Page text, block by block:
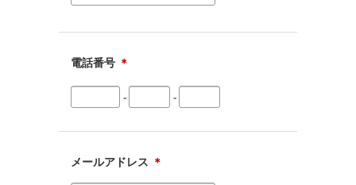
電話番号 ＊
- -
メールアドレス ＊